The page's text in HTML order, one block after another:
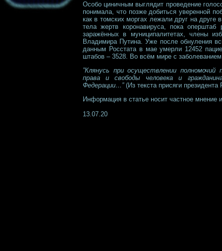
Особо циничным выглядит проведение
понимала, что позже добиться уверенной
как в томских моргах лежали друг на друге
тела жертв коронавируса, пока оперштаб
заражённых в муниципалитетах, члены
Владимира Путина. Уже после обнуления
данным Росстата в мае умерли 12452
штабов – 3528. Во всём мире с
”Клянусь при осуществлении
права и свободы человека и
Федерации…” (Из текста присяги
Информация в статье носит частное мнение
13.07.20